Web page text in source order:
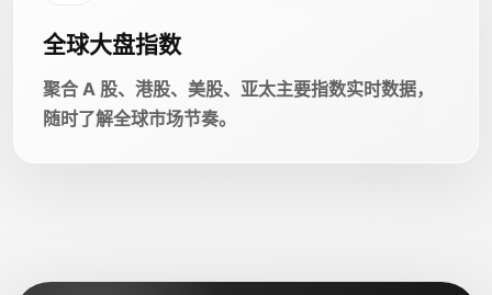
全球大盘指数
聚合 A 股、港股、美股、亚太主要指数实时数据，
随时了解全球市场节奏。